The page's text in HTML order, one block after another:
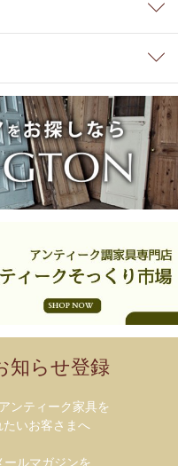
知らせ登録
ンティーク家具を
たいお客さまへ
ールマガジンを